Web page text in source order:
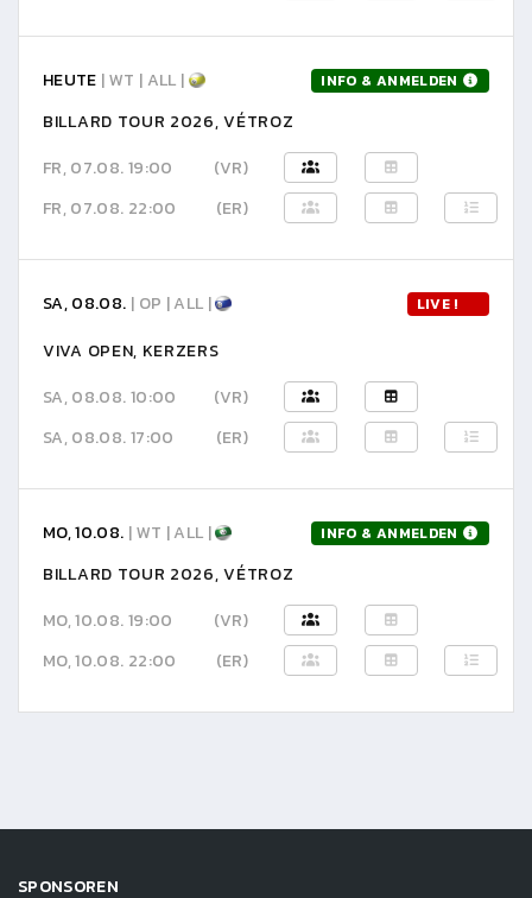
HEUTE | WT | ALL | INFO & ANMELDEN
BILLARD TOUR 2026, VÉTROZ
FR, 07.08. 19:00
(VR)
FR, 07.08. 22:00
(ER)
SA, 08.08. | OP | ALL | LIVE !
VIVA OPEN, KERZERS
SA, 08.08. 10:00
(VR)
SA, 08.08. 17:00
(ER)
MO, 10.08. | WT | ALL | INFO & ANMELDEN
BILLARD TOUR 2026, VÉTROZ
MO, 10.08. 19:00
(VR)
MO, 10.08. 22:00
(ER)
SPONSOREN